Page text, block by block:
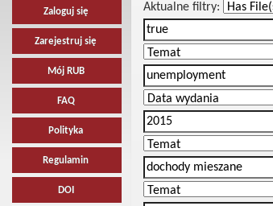
Zaloguj się
Zarejestruj się
Mój RUB
FAQ
Polityka
Regulamin
DOI
Aktualne filtry: